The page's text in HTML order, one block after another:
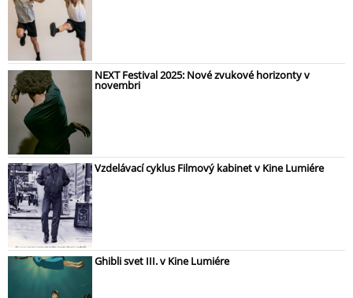
NEXT Festival 2025: Nové zvukové horizonty v
novembri
Vzdelávací cyklus Filmový kabinet v Kine Lumiére
Ghibli svet III. v Kine Lumiére